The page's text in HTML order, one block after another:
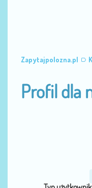
Zapytajpolozna.pl
Profil dla